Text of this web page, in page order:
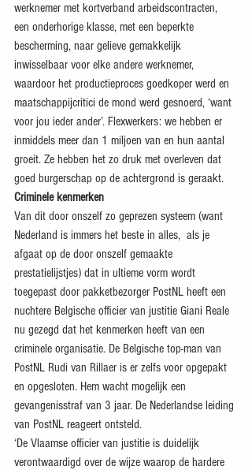
werknemer met kortverband arbeidscontracten,
een onderhorige klasse, met een beperkte
bescherming, naar gelieve gemakkelijk
inwisselbaar voor elke andere werknemer,
waardoor het productieproces goedkoper werd en
maatschappijcritici de mond werd gesnoerd, ‘want
voor jou ieder ander’. Flexwerkers: we hebben er
inmiddels meer dan 1 miljoen van en hun aantal
groeit. Ze hebben het zo druk met overleven dat
goed burgerschap op de achtergrond is geraakt.
Criminele kenmerken
Van dit door onszelf zo geprezen systeem (want
Nederland is immers het beste in alles,  als je
afgaat op de door onszelf gemaakte
prestatielijstjes) dat in ultieme vorm wordt
toegepast door pakketbezorger PostNL heeft een
nuchtere Belgische officier van justitie Giani Reale
nu gezegd dat het kenmerken heeft van een
criminele organisatie. De Belgische top-man van
PostNL Rudi van Rillaer is er zelfs voor opgepakt
en opgesloten. Hem wacht mogelijk een
gevangenisstraf van 3 jaar. De Nederlandse leiding
van PostNL reageert ontsteld.
‘De Vlaamse officier van justitie is duidelijk
verontwaardigd over de wijze waarop de hardere